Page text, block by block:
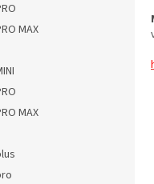
MAX
MAX